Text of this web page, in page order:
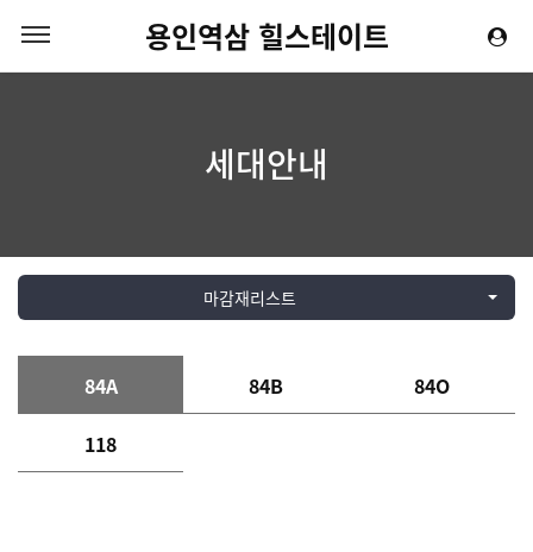
용인역삼 힐스테이트
세대안내
마감재리스트
84A 84B 84O
118